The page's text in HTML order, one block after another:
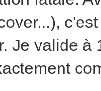
Je valide à